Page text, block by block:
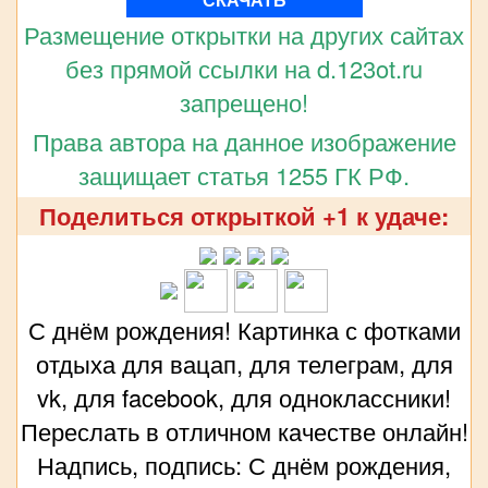
Размещение открытки на других сайтах
без прямой ссылки на d.123ot.ru
запрещено!
Права автора на данное изображение
защищает статья 1255 ГК РФ.
Поделиться открыткой +1 к удаче:
С днём рождения! Картинка с фотками
отдыха для вацап, для телеграм, для
vk, для facebook, для одноклассники!
Переслать в отличном качестве онлайн!
Надпись, подпись: С днём рождения,